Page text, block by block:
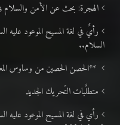
الهجرة: بحث عن الأمن والسلام
السلام..
**الحصن الحصين من وساوس
متطلَّبات التّحريك الجديد